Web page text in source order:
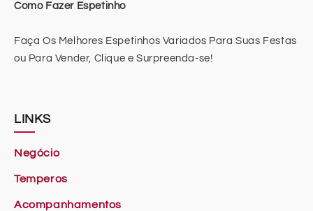
Como Fazer Espetinho
Faça Os Melhores Espetinhos Variados Para Suas Festas
ou Para Vender, Clique e Surpreenda-se!
LINKS
Negócio
Temperos
Acompanhamentos